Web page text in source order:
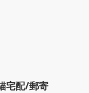
宅配/郵寄